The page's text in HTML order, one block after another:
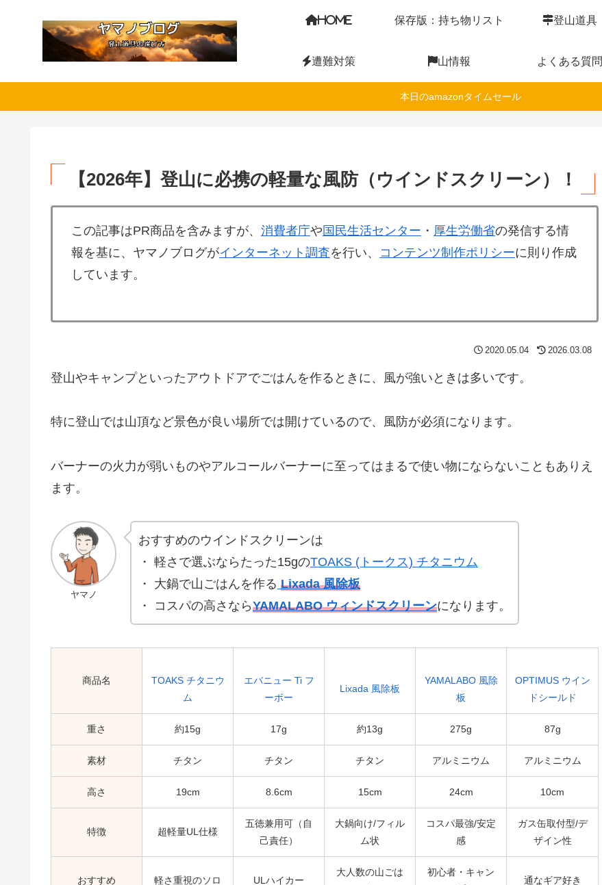
HOME 保存版：持ち物リスト 登山道具
遭難対策 山情報 よくある質問
本日のamazonタイムセール
【2026年】登山に必携の軽量な風防（ウインドスクリーン）！
この記事はPR商品を含みますが、 消費者庁や 国民生活センター ・ 厚生労働省の発信する情
報を基に、ヤマノブログがインターネット調査を行い、 コンテンツ制作ポリシーに則り作成
しています。
2020.05.04 2026.03.08
登山やキャンプといったアウトドアでごはんを作るときに、風が強いときは多いです。
特に登山では山頂など景色が良い場所では開けているので、風防が必須になります。
バーナーの火力が弱いものやアルコールバーナーに至ってはまるで使い物にならないこともありえ
ます。
ヤマノ
おすすめのウインドスクリーンは
・ 軽さで選ぶならたった15gのTOAKS (トークス) チタニウム
・ 大鍋で山ごはんを作る Lixada 風除板
・ コスパの高さならYAMALABO ウィンドスクリーンになります。
商品名
TOAKS チタニウ
ム
エバニュー Ti フ
ーボー
Lixada 風除板
YAMALABO 風除
板
OPTIMUS ウイン
ドシールド
重さ 約15g 17g 約13g 275g 87g
素材 チタン チタン チタン アルミニウム アルミニウム
高さ 19cm 8.6cm 15cm 24cm 10cm
特徴 超軽量UL仕様
五徳兼用可（自
己責任）
大鍋向け/フィル
ム状
コスパ最強/安定
感
ガス缶取付型/デ
ザイン性
おすすめ 軽さ重視のソロ ULハイカー
大人数の山ごは
初心者・キャン
通なギア好き